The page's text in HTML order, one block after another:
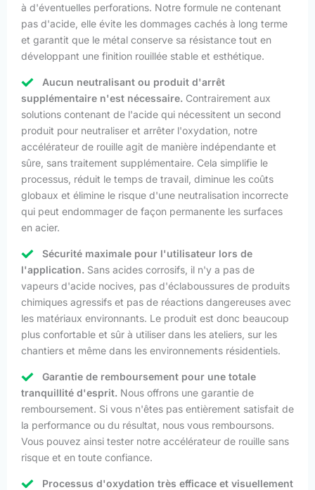
à d'éventuelles perforations. Notre formule ne contenant
pas d'acide, elle évite les dommages cachés à long terme
et garantit que le métal conserve sa résistance tout en
développant une finition rouillée stable et esthétique.
Aucun neutralisant ou produit d'arrêt
supplémentaire n'est nécessaire. Contrairement aux
solutions contenant de l'acide qui nécessitent un second
produit pour neutraliser et arrêter l'oxydation, notre
accélérateur de rouille agit de manière indépendante et
sûre, sans traitement supplémentaire. Cela simplifie le
processus, réduit le temps de travail, diminue les coûts
globaux et élimine le risque d'une neutralisation incorrecte
qui peut endommager de façon permanente les surfaces
en acier.
Sécurité maximale pour l'utilisateur lors de
l'application. Sans acides corrosifs, il n'y a pas de
vapeurs d'acide nocives, pas d'éclaboussures de produits
chimiques agressifs et pas de réactions dangereuses avec
les matériaux environnants. Le produit est donc beaucoup
plus confortable et sûr à utiliser dans les ateliers, sur les
chantiers et même dans les environnements résidentiels.
Garantie de remboursement pour une totale
tranquillité d'esprit. Nous offrons une garantie de
remboursement. Si vous n'êtes pas entièrement satisfait de
la performance ou du résultat, nous vous remboursons.
Vous pouvez ainsi tester notre accélérateur de rouille sans
risque et en toute confiance.
Processus d'oxydation très efficace et visuellement